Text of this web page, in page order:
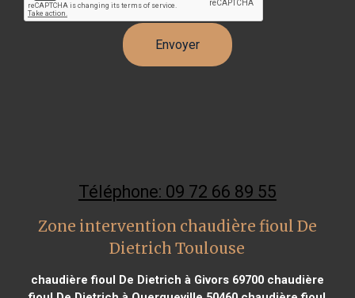
Téléphone: 09 72 66 89 55
Zone intervention chaudière fioul De
Dietrich Toulouse
chaudière fioul De Dietrich à Givors 69700chaudière